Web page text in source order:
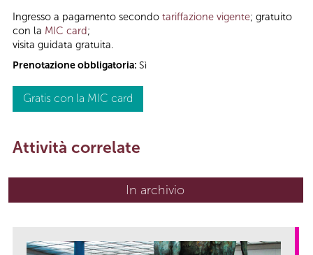
Ingresso a pagamento secondo tariffazione vigente; gratuito
con la MIC card;
visita guidata gratuita.
Prenotazione obbligatoria: Sì
Gratis con la MIC card
Attività correlate
In archivio